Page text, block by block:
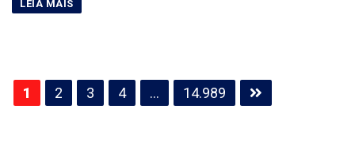
Paginação
de
1 2 3 4 … 14.989